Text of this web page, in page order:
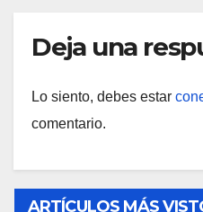
Deja una
Lo siento, debes estar
comentario.
ARTÍCULOS MÁS